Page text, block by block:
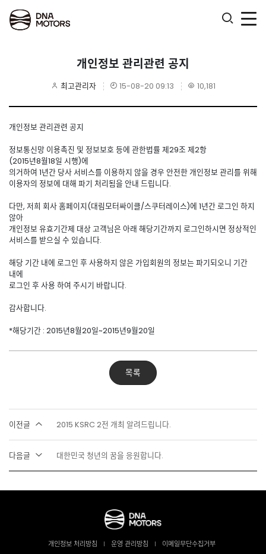
개인정보 관리관련 공지
최고관리자 15-08-20 09:13 10,181
개인정보 관리관련 공지
정보통신망 이용촉진 및 정보보호 등에 관한법률 제29조 제2항
(2015년8월18일 시행)에
의거하여 1년간 당사 서비스를 이용하지 않을 경우 안전한 개인정보 관리를 위해
이용자의 정보에 대해 파기 처리됨을 안내 드립니다.
다만, 저희 회사 홈페이지(대림모터싸이클/스쿠터레이스)에 1년간 로그인 하지
않아
개인정보 유효기간제 대상 고객님은 아래 해당기간까지 로그인하시면 정상적인
서비스를 받으실 수 있습니다.
해당 기간 내에 로그인 후 사용하지 않은 가입회원의 정보는 파기되오니 기간
내에
로그인 후 사용 하여 주시기 바랍니다.
감사합니다.
*해당기간 : 2015년8월20일~2015년9월20일
목록
이전글 2015 KSRC 2전 개최 알려드립니다.
다음글 대한민국 청년의 꿈을 응원합니다.
개인정보 처리방침 운영 관리방침
이메일무단수집거부